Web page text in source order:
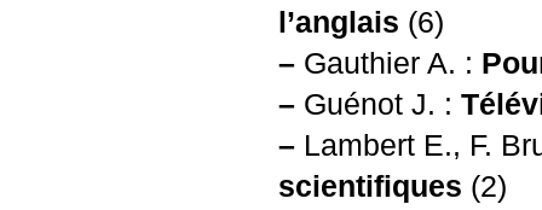
l’anglais (6)
– Gauthier A. :
– Guénot J. :
– Lambert E., F.
scientifiques (2)